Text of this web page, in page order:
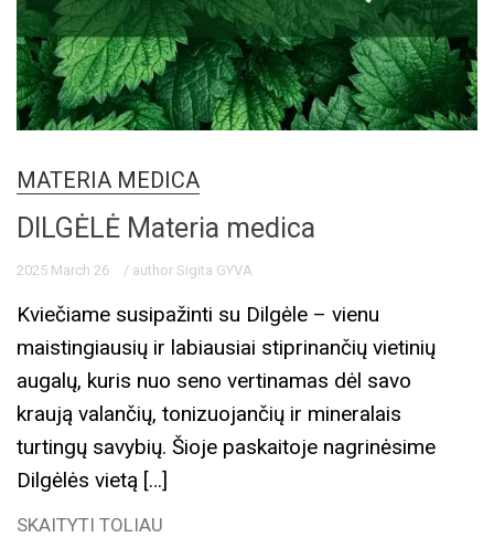
MATERIA MEDICA
DILGĖLĖ Materia medica
2025 March 26 / author Sigita GYVA
Kviečiame susipažinti su Dilgėle – vienu
maistingiausių ir labiausiai stiprinančių vietinių
augalų, kuris nuo seno vertinamas dėl savo
kraują valančių, tonizuojančių ir mineralais
turtingų savybių. Šioje paskaitoje nagrinėsime
Dilgėlės vietą […]
SKAITYTI TOLIAU